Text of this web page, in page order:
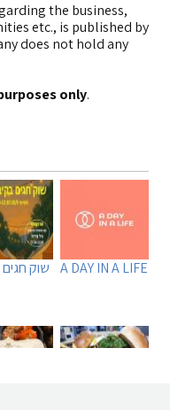
the business,
etc., is published by
does not hold any
only.
A DAY IN A LIFE
שוק חגים